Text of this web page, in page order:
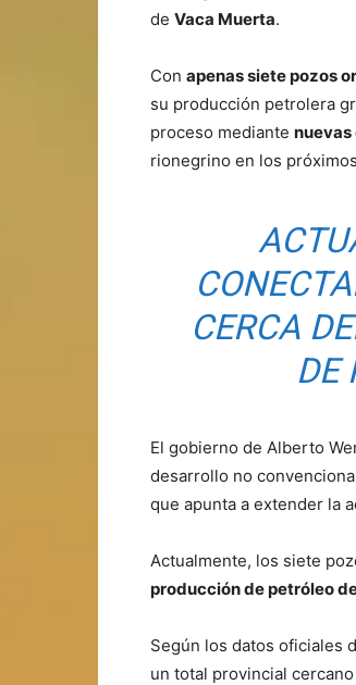
de Vaca Muerta.
Con apenas siete pozos
su producción petrolera
proceso mediante
rionegrino en los
CERCA
DE
El gobierno de Alberto
desarrollo no
que apunta a extender la
Actualmente, los siete
producción de petróleo
Según los datos oficiales
un total provincial cercano